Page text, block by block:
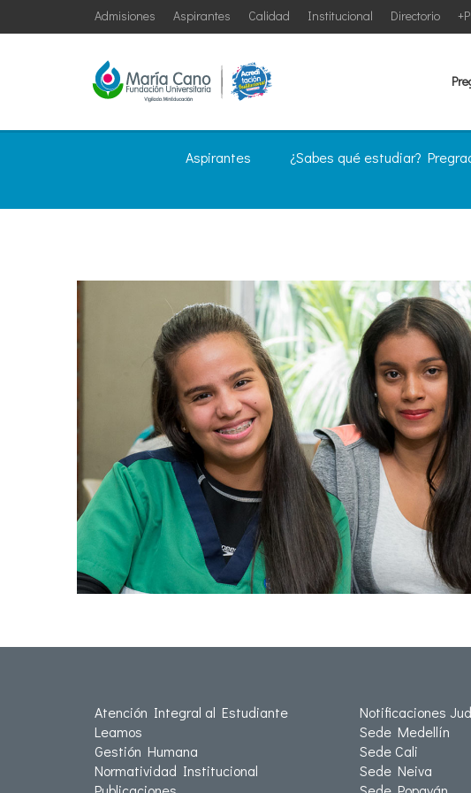
Directorio
Institucional
Calidad
Aspirantes
Admisiones
Aspirantes ¿Sabes qué estudiar?
Atención Integral al Estudiante
Leamos
Gestión Humana
Normatividad Institucional
Notificaciones
Sede Medellín
Sede Cali
Sede Neiva